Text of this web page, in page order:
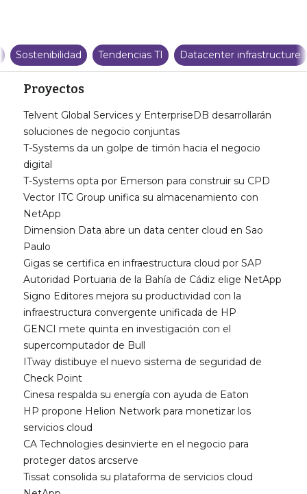
Sostenibilidad Tendencias TI Datacenter infrastructure
Proyectos
Telvent Global Services y EnterpriseDB desarrollarán
soluciones de negocio conjuntas
T-Systems da un golpe de timón hacia el negocio
digital
T-Systems opta por Emerson para construir su CPD
Vector ITC Group unifica su almacenamiento con
NetApp
Dimension Data abre un data center cloud en Sao
Paulo
Gigas se certifica en infraestructura cloud por SAP
Autoridad Portuaria de la Bahía de Cádiz elige NetApp
Signo Editores mejora su productividad con la
infraestructura convergente unificada de HP
GENCI mete quinta en investigación con el
supercomputador de Bull
ITway distibuye el nuevo sistema de seguridad de
Check Point
Cinesa respalda su energía con ayuda de Eaton
HP propone Helion Network para monetizar los
servicios cloud
CA Technologies desinvierte en el negocio para
proteger datos arcserve
Tissat consolida su plataforma de servicios cloud